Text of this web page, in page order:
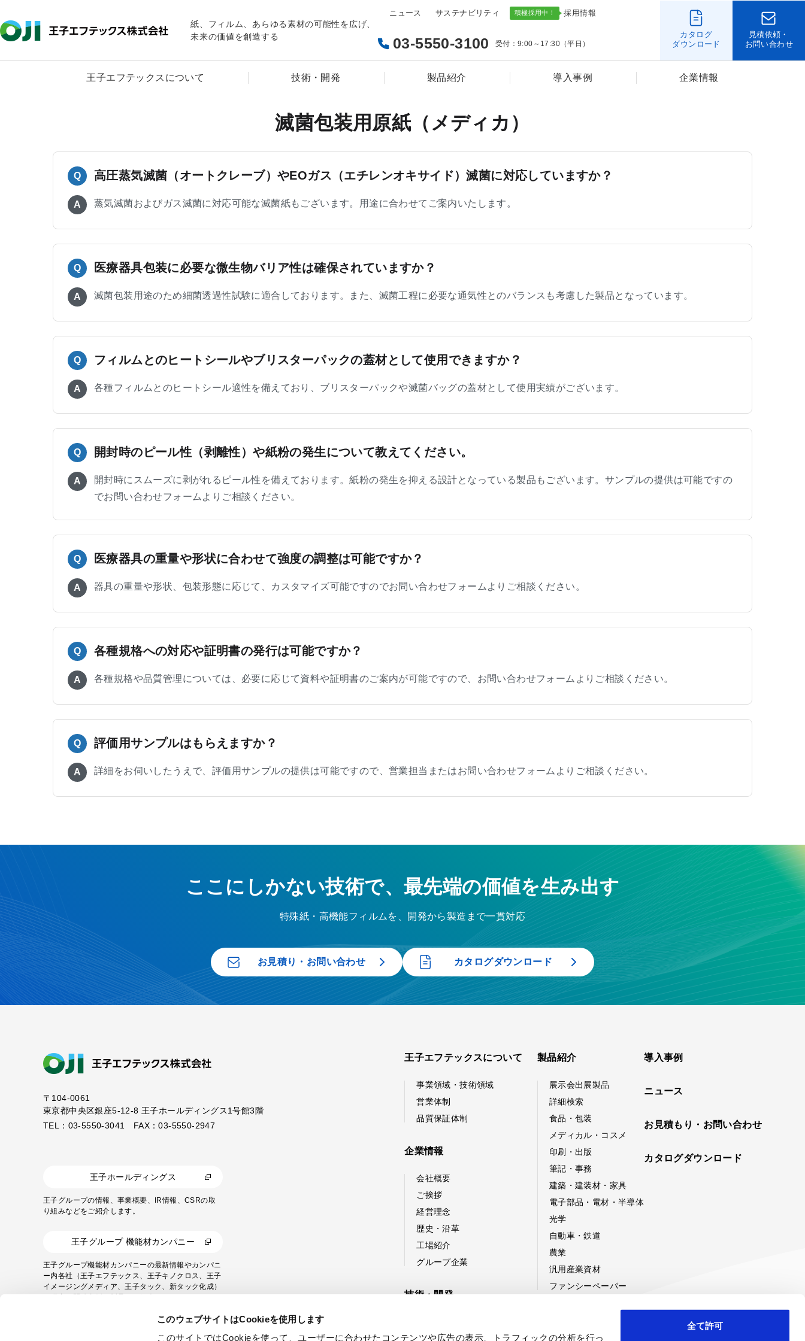
このウェブサイトはCookieを使用します
このサイトではCookieを使って、ユーザーに合わせたコンテンツや広告の表示、トラフィックの分析を行っ
全て許可
紙、フィルム、あらゆる素材の可能性を広げ、
未来の価値を創造する
ニュース サステナビリティ 採用情報
03-5550-3100 受付：9:00～17:30（平日）
カタログ
ダウンロード
見積依頼・
お問い合わせ
王子エフテックスについて 技術・開発 製品紹介 導入事例 企業情報
滅菌包装用原紙（メディカ）
Q 高圧蒸気滅菌（オートクレーブ）やEOガス（エチレンオキサイド）滅菌に対応していますか？
A 蒸気滅菌およびガス滅菌に対応可能な滅菌紙もございます。用途に合わせてご案内いたします。
Q 医療器具包装に必要な微生物バリア性は確保されていますか？
A 滅菌包装用途のため細菌透過性試験に適合しております。また、滅菌工程に必要な通気性とのバランスも考慮した製品となっています。
Q フィルムとのヒートシールやブリスターパックの蓋材として使用できますか？
A 各種フィルムとのヒートシール適性を備えており、ブリスターパックや滅菌バッグの蓋材として使用実績がございます。
Q 開封時のピール性（剥離性）や紙粉の発生について教えてください。
A
開封時にスムーズに剥がれるピール性を備えております。紙粉の発生を抑える設計となっている製品もございます。サンプルの提供は可能ですの
でお問い合わせフォームよりご相談ください。
Q 医療器具の重量や形状に合わせて強度の調整は可能ですか？
A 器具の重量や形状、包装形態に応じて、カスタマイズ可能ですのでお問い合わせフォームよりご相談ください。
Q 各種規格への対応や証明書の発行は可能ですか？
A 各種規格や品質管理については、必要に応じて資料や証明書のご案内が可能ですので、お問い合わせフォームよりご相談ください。
Q 評価用サンプルはもらえますか？
A 詳細をお伺いしたうえで、評価用サンプルの提供は可能ですので、営業担当またはお問い合わせフォームよりご相談ください。
ここにしかない技術で、最先端の価値を生み出す
特殊紙・高機能フィルムを、開発から製造まで一貫対応
お見積り・お問い合わせ カタログダウンロード
〒104-0061
東京都中央区銀座5-12-8 王子ホールディングス1号館3階
TEL：03-5550-3041 FAX：03-5550-2947
王子ホールディングス
王子グループの情報、事業概要、IR情報、CSRの取
り組みなどをご紹介します。
王子グループ 機能材カンパニー
王子グループ機能材カンパニーの最新情報やカンパニ
ー内各社（王子エフテックス、王子キノクロス、王子
イメージングメディア、王子タック、新タック化成）
王子エフテックスについて
事業領域・技術領域
営業体制
品質保証体制
企業情報
会社概要
ご挨拶
経営理念
歴史・沿革
工場紹介
グループ企業
技術・開発
新製品・技術開発への取り組み
製品紹介
展示会出展製品
詳細検索
食品・包装
メディカル・コスメ
印刷・出版
筆記・事務
建築・建装材・家具
電子部品・電材・半導体
光学
自動車・鉄道
農業
汎用産業資材
ファンシーペーパー
導入事例
ニュース
お見積もり・お問い合わせ
カタログダウンロード